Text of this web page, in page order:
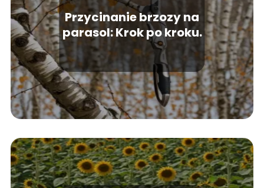
Przycinanie brzozy na
parasol: Krok po kroku.